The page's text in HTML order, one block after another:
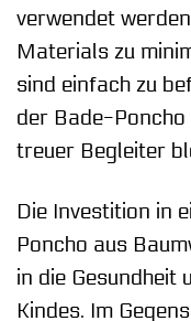
verwendet
Materials zu
sind einfach zu
der Bade-Poncho
treuer Begleiter
Die Investition in
Poncho aus
in die Gesundheit
Kindes. Im